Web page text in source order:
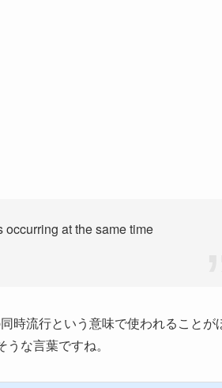
occurring at the same time
時流行という意味で使われることが
な言葉ですね。